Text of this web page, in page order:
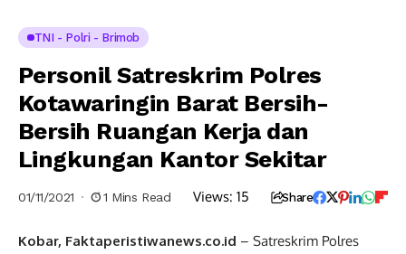
TNI - Polri - Brimob
Personil Satreskrim Polres
Kotawaringin Barat Bersih-
Bersih Ruangan Kerja dan
Lingkungan Kantor Sekitar
01/11/2021 1 Mins Read Views: 15 Share
Kobar, Faktaperistiwanews.co.id – Satreskrim Polres